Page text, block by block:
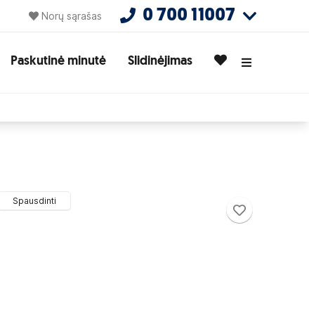
Norų sąrašas 0 700 11007
Paskutinė minutė Slidinėjimas
Spausdinti